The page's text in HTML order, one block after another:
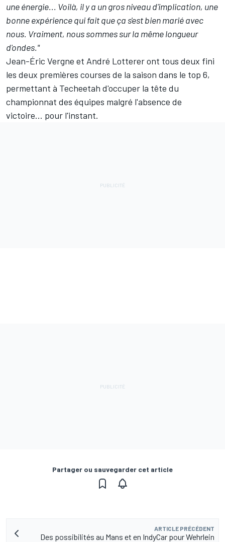
une énergie... Voilà, il y a un gros niveau d'implication, une
bonne expérience qui fait que ça s'est bien marié avec
nous. Vraiment, nous sommes sur la même longueur
d'ondes."
Jean-Éric Vergne et André Lotterer ont tous deux fini
les deux premières courses de la saison dans le top 6,
permettant à Techeetah d'occuper la tête du
championnat des équipes malgré l'absence de
victoire... pour l'instant.
Partager ou sauvegarder cet article
ARTICLE PRÉCÉDENT
Des possibilités au Mans et en IndyCar pour Wehrlein